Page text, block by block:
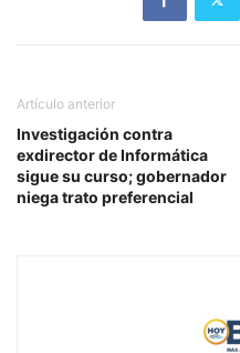
Artículo anterior
Investigación contra
exdirector de Informática
sigue su curso; gobernador
niega trato preferencial